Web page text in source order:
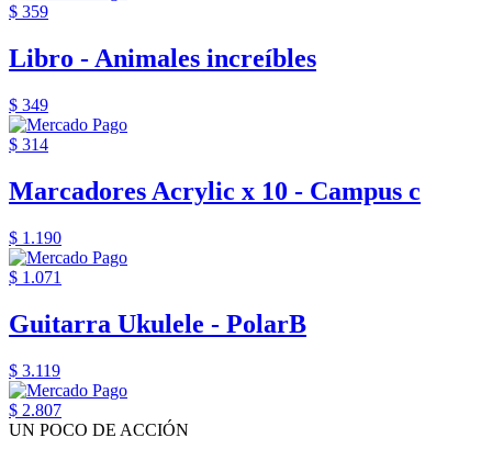
$ 359
Libro - Animales increíbles
$ 349
$ 314
Marcadores Acrylic x 10 - Campus c
$ 1.190
$ 1.071
Guitarra Ukulele - PolarB
$ 3.119
$ 2.807
UN POCO DE ACCIÓN